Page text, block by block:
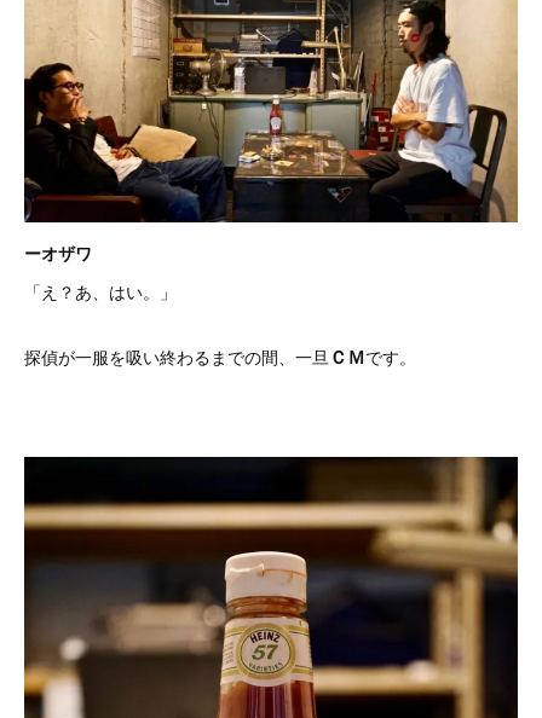
ーオザワ
「え？あ、はい。」
探偵が一服を吸い終わるまでの間、一旦ＣＭ です。